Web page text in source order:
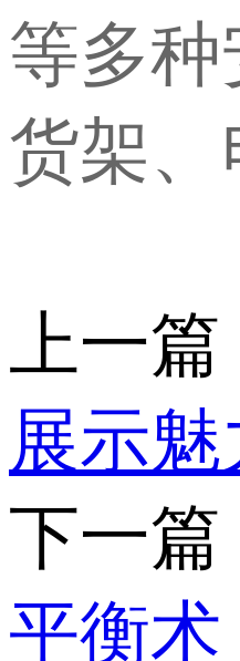
等多
货架
上一篇
展示魅
下一篇
平衡术